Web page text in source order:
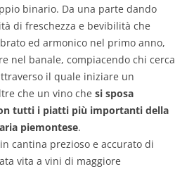
binario. Da una parte dando
di freschezza e bevibilità che
ed armonico nel primo anno,
nel banale, compiacendo chi cerca
il quale iniziare un
che un vino che si sposa
tutti i piatti più importanti della
piemontese.
cantina prezioso e accurato di
vita a vini di maggiore